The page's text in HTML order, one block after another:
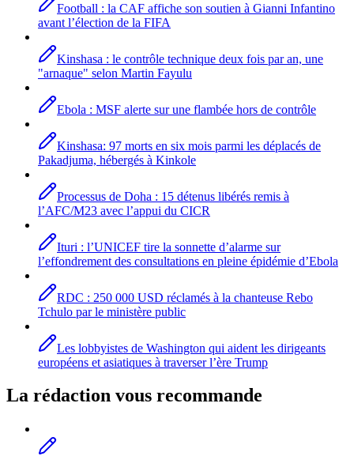
Football : la CAF affiche son soutien à Gianni Infantino
avant l’élection de la FIFA
Kinshasa : le contrôle technique deux fois par an, une
"arnaque" selon Martin Fayulu
Ebola : MSF alerte sur une flambée hors de contrôle
Kinshasa: 97 morts en six mois parmi les déplacés de
Pakadjuma, hébergés à Kinkole
Processus de Doha : 15 détenus libérés remis à
l’AFC/M23 avec l’appui du CICR
Ituri : l’UNICEF tire la sonnette d’alarme sur
l’effondrement des consultations en pleine épidémie d’Ebola
RDC : 250 000 USD réclamés à la chanteuse Rebo
Tchulo par le ministère public
Les lobbyistes de Washington qui aident les dirigeants
européens et asiatiques à traverser l’ère Trump
La rédaction vous recommande